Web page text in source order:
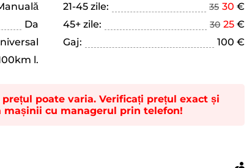
Da
l.
21-45 zile:
35 30 €
45+ zile:
30 25 €
Gaj:
100 €
poate varia. Verificați prețul exact și
cu managerul prin telefon!